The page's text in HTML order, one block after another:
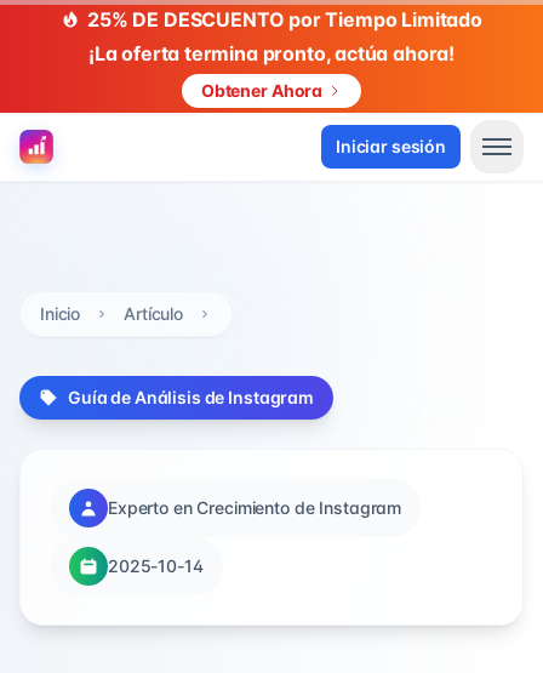
25% DE DESCUENTO por Tiempo Limitado
¡La oferta termina pronto, actúa ahora!
Obtener Ahora
Iniciar sesión
Inicio Artículo
Guía de Análisis de Instagram
Experto en Crecimiento de Instagram
2025-10-14